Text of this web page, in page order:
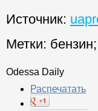
Источник:
Метки: бензин;
Odessa Daily
Распечатать